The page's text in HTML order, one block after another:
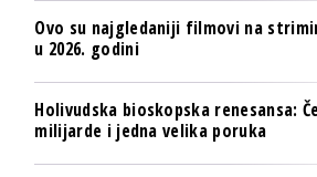
Ovo su najgledaniji filmovi na
u 2026. godini
Holivudska bioskopska renesansa:
milijarde i jedna velika poruka